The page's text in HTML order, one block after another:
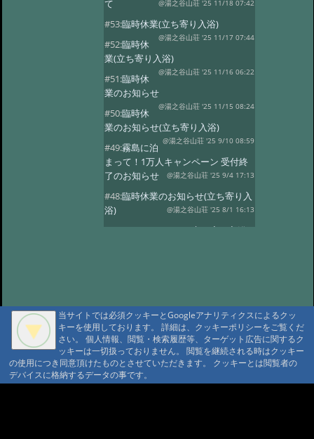
て
@湯之谷山荘 '25 11/18 07:42
#53:臨時休業(立ち寄り入浴)
@湯之谷山荘 '25 11/17 07:44
#52:臨時休
業(立ち寄り入浴)
@湯之谷山荘 '25 11/16 06:22
#51:臨時休
業のお知らせ
@湯之谷山荘 '25 11/15 08:24
#50:臨時休
業のお知らせ(立ち寄り入浴)
@湯之谷山荘 '25 9/10 08:59
#49:霧島に泊
まって！1万人キャンペーン 受付終
了のお知らせ
@湯之谷山荘 '25 9/4 17:13
#48:臨時休業のお知らせ(立ち寄り入
浴)
@湯之谷山荘 '25 8/1 16:13
#47:5月26日〜28日の立ち寄り入浴
#45:休館日のお知らせ(2月25日〜28
日)
@湯之谷山荘 '25 2/18 06:10
#44:臨時休業
@湯之谷山荘 '24 12/23 07:47
#43:12月、1
月の休館日(立ち寄り入浴)
当サイトでは必須クッキーとGoogleアナリティクスによるクッ
キーを使用しております。 詳細は、クッキーポリシーをご覧くだ
さい。 個人情報、閲覧・検索履歴等、ターゲット広告に関するク
ッキーは一切扱っておりません。 閲覧を継続される時はクッキー
の使用につき同意頂けたものとさせていただきます。 クッキーとは閲覧者の
デバイスに格納するデータの事です。